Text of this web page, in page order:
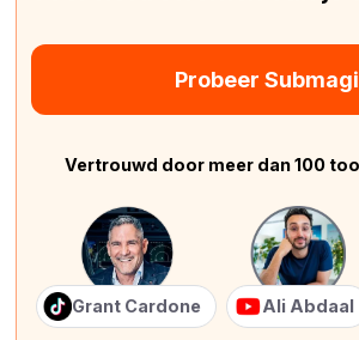
Probeer
Vertrouwd door meer dan 100
Grant Cardone Ali Abdaal